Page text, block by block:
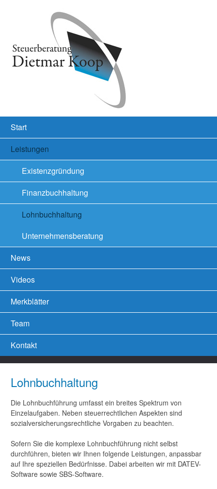
Start
Leistungen
Existenzgründung
Finanzbuchhaltung
Lohnbuchhaltung
Unternehmensberatung
News
Videos
Merkblätter
Team
Kontakt
Lohnbuchhaltung
Die Lohnbuchführung umfasst ein breites Spektrum von
Einzelaufgaben. Neben steuerrechtlichen Aspekten sind
sozialversicherungsrechtliche Vorgaben zu beachten.
Sofern Sie die komplexe Lohnbuchführung nicht selbst
durchführen, bieten wir Ihnen folgende Leistungen, anpassbar
auf Ihre speziellen Bedürfnisse. Dabei arbeiten wir mit DATEV-
Software sowie SBS-Software.